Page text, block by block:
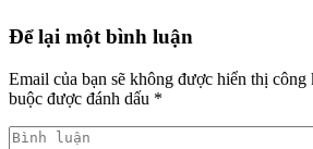
Để lại một bình luận
Email của bạn sẽ không được hiển thị công
buộc được đánh dấu *
Bình